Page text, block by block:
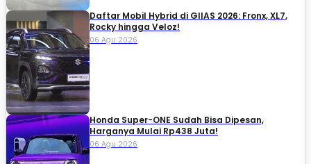
Daftar Mobil Hybrid di GIIAS 2026: Fronx, XL7,
Rocky hingga Veloz!
06 Agu 2026
Honda Super-ONE Sudah Bisa Dipesan,
Harganya Mulai Rp438 Juta!
06 Agu 2026